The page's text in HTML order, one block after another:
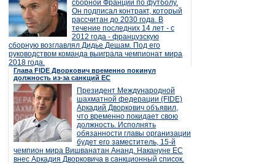
сборной Франции по футболу.
Он подписал контракт, который
рассчитан до 2030 года. В
течение последних 14 лет - с
2012 года - французскую
сборную возглавлял Дидье Дешам. Под его
руководством команда выиграла чемпионат мира
2018 года.
Глава FIDE Дворкович временно покинул
должность из-за санкций ЕС
Президент Международной
шахматной федерации (FIDE)
Аркадий Дворкович объявил,
что временно покидает свою
должность. Исполнять
обязанности главы организации
будет его заместитель, 15-й
чемпион мира Вишванатан Ананд. Накануне ЕС
внес Аркадия Дворковича в санкционный список.